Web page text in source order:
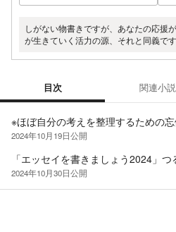
しがない物書きですが、あなたの応援
が生きていく活力の源、それと同義です
目次 関連小説
※ほぼ自分の考えを整理するための
2024年10月19日公開
「エッセイを書きましょう2024」
2024年10月30日公開